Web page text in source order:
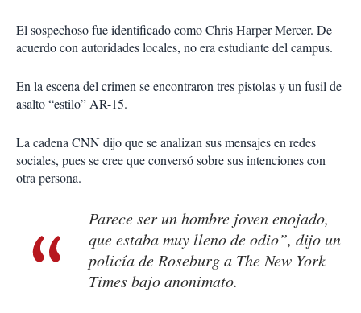
El sospechoso fue identificado como Chris Harper Mercer. De
acuerdo con autoridades locales, no era estudiante del campus.
En la escena del crimen se encontraron tres pistolas y un fusil de
asalto “estilo” AR-15.
La cadena CNN dijo que se analizan sus mensajes en redes
sociales, pues se cree que conversó sobre sus intenciones con
otra persona.
Parece ser un hombre joven enojado,
que estaba muy lleno de odio”, dijo un
policía de Roseburg a The New York
Timesbajo anonimato.